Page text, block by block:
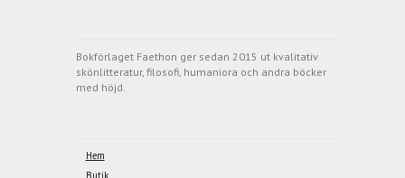
Bokförlaget Faethon ger sedan 2015 ut kvalitativ
skönlitteratur, filosofi, humaniora och andra böcker
med höjd.
Hem
Butik